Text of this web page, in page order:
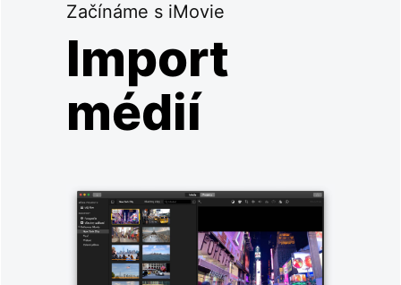
Začínáme s iMovie
Import
médií